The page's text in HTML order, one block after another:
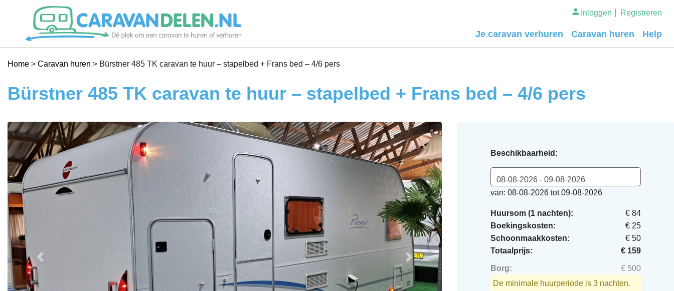
Je caravan verhuren
Caravan huren
Help
Inloggen Registreren
Je caravan verhuren Caravan huren Help
Home > Caravan huren > Bürstner 485 TK caravan te huur – stapelbed + Frans bed – 4/6 pers
Bürstner 485 TK caravan te huur – stapelbed + Frans bed – 4/6 pers
Previous Next
Beschikbaarheid:
08-08-2026 - 09-08-2026
van: 08-08-2026 tot 09-08-2026
Huursom (1 nachten):
€ 84
Boekingskosten:
€ 25
Schoonmaakkosten:
€ 50
Totaalprijs:
€ 159
Borg:
€ 500
De minimale huurperiode is 3 nachten.